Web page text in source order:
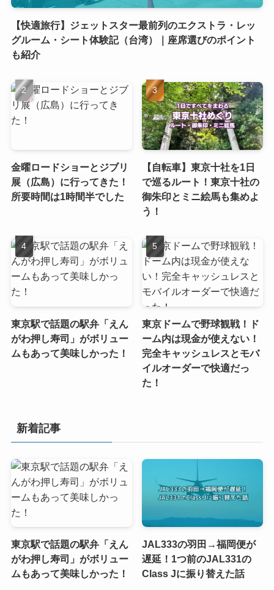
【快適旅行】ジェットスター最前列のエクストラ・レッ
グルーム・シート体験記（台湾）｜座席選びのポイント
も紹介
金曜ロードショーとジブリ
展（広島）に行ってきた！
所要時間は1時間半でした
【自転車】東京十社を1日
で巡るルート！東京十社の
御朱印とミニ絵馬も集めよ
う！
東京駅で話題の駅弁「えん
がわ押し寿司」がボリュー
ムもあって美味しかった！
東京ドームで野球観戦！ド
ーム内は現金が使えない！
完全キャッシュレスとモバ
イルオーダーで快適だっ
た！
新着記事
東京駅で話題の駅弁「えん
がわ押し寿司」がボリュー
ムもあって美味しかった！
JAL333の羽田→福岡便が
遅延！1つ前のJAL331の
Class Jに振り替えた話